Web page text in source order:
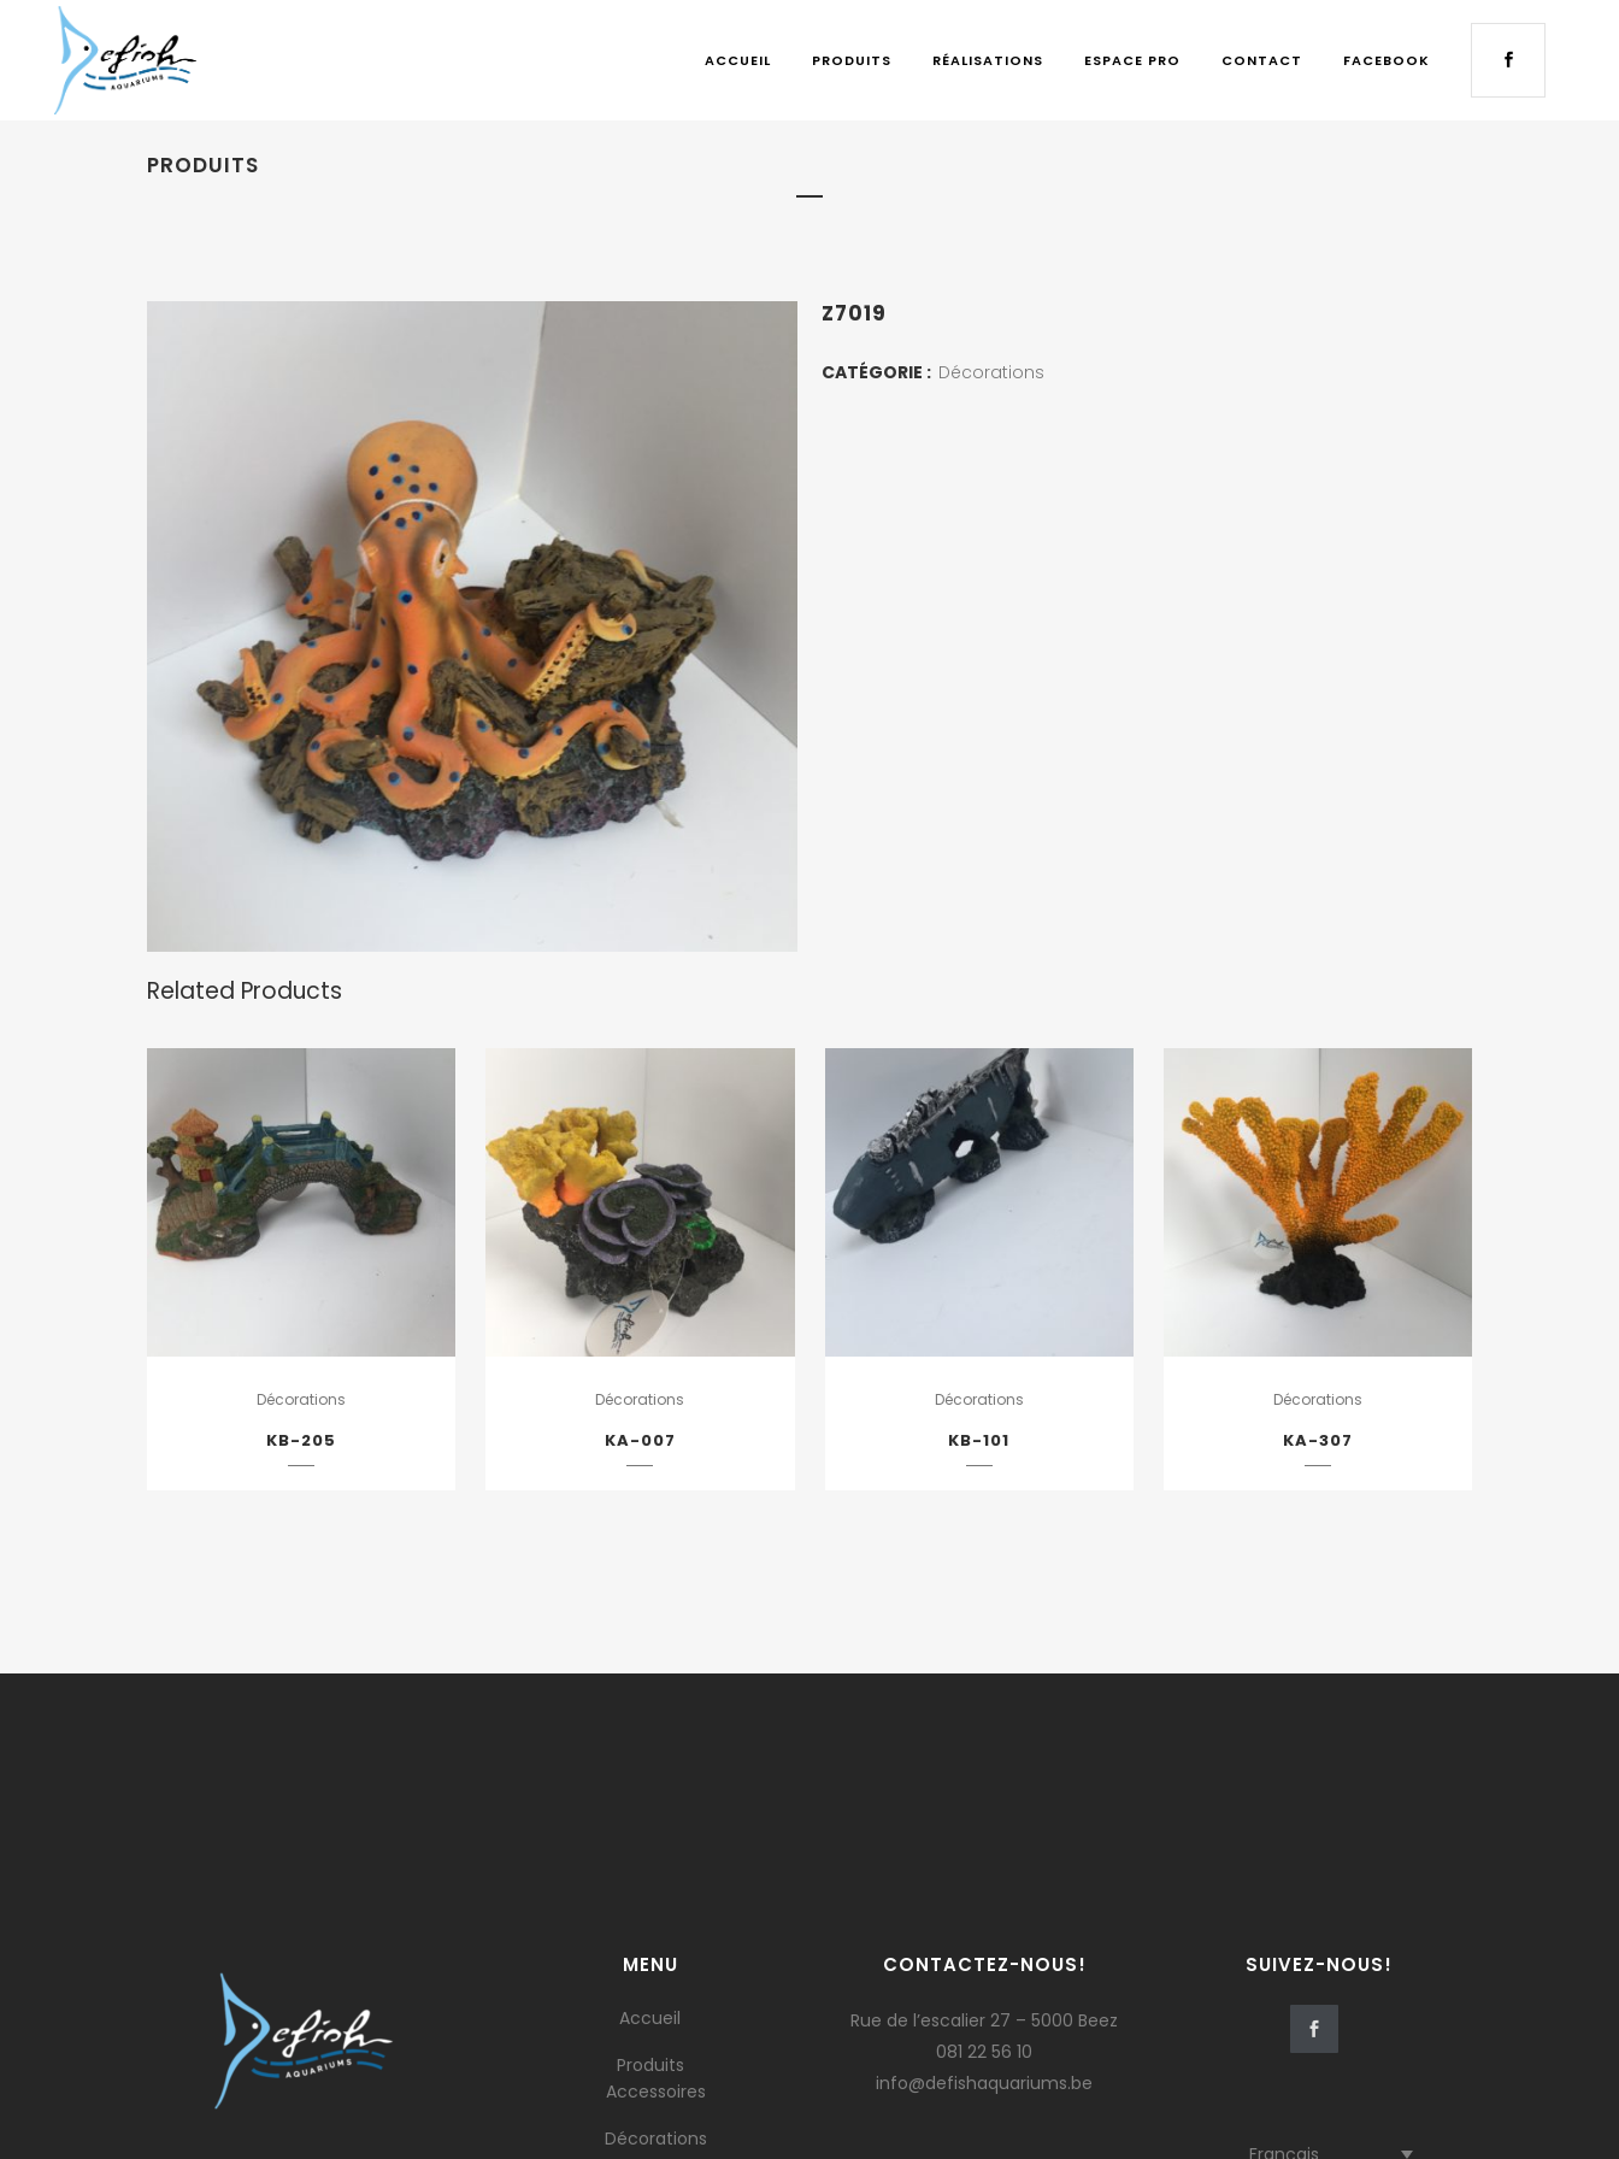
ACCUEIL PRODUITS RÉALISATIONS ESPACE PRO CONTACT FACEBOOK
PRODUITS
Z7019
CATÉGORIE : Décorations
Related Products
Décorations
KB-205
Décorations
KA-007
Décorations
KB-101
Décorations
KA-307
MENU
Accueil
Produits
Accessoires
Décorations
CONTACTEZ-NOUS!
Rue de l’escalier 27 – 5000 Beez
081 22 56 10
info@defishaquariums.be
SUIVEZ-NOUS!